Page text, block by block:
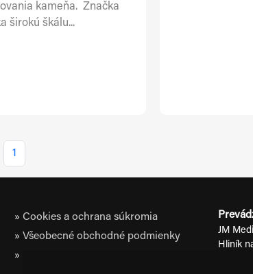
kameňa. Značka
širokú škálu...
1
Cookies a ochrana súkromia
Všeobecné obchodné podmienky
JM
Hliník